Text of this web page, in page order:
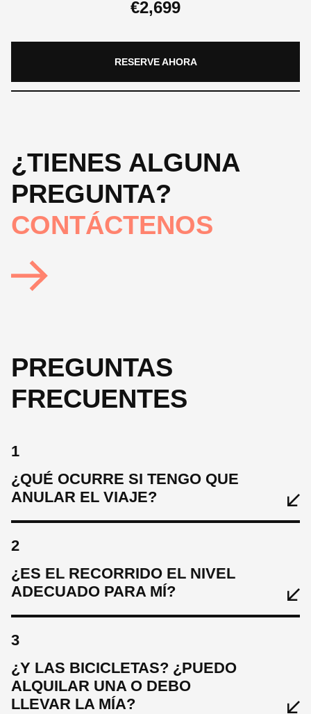
€2,699
RESERVE AHORA
¿TIENES ALGUNA
PREGUNTA?
CONTÁCTENOS
PREGUNTAS
FRECUENTES
1
¿QUÉ OCURRE SI TENGO QUE
ANULAR EL VIAJE?
2
¿ES EL RECORRIDO EL NIVEL
ADECUADO PARA MÍ?
3
¿Y LAS BICICLETAS? ¿PUEDO
ALQUILAR UNA O DEBO
LLEVAR LA MÍA?